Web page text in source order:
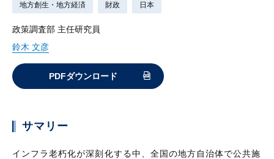
地方創生・地方経済 財政 日本
政策調査部 主任研究員
鈴木 文彦
PDFダウンロード
サマリー
インフラ老朽化が深刻化する中、全国の地方自治体で公共施